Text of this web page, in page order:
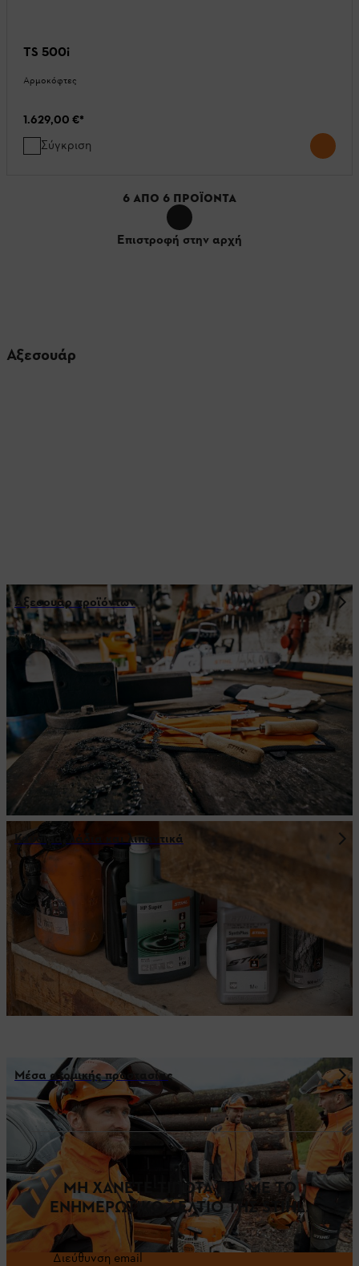
TS 500i
Αρμοκόφτες
1.629,00 €*
Σύγκριση
6 ΑΠΌ 6 ΠΡΟΪΌΝΤΑ
Επιστροφή στην αρχή
Αξεσουάρ
Αξεσουάρ προϊόντων
Καύσιμα, λάδια και λιπαντικά
Μέσα ατομικής προστασίας
ΜΗ ΧΑΝΕΤΕ ΤΙΠΟΤΑ ΠΙΑ ΜΕ ΤΟ
ΕΝΗΜΕΡΩΤΙΚΟ ΔΕΛΤΙΟ ΤΗΣ STIHL.
Διεύθυνση email